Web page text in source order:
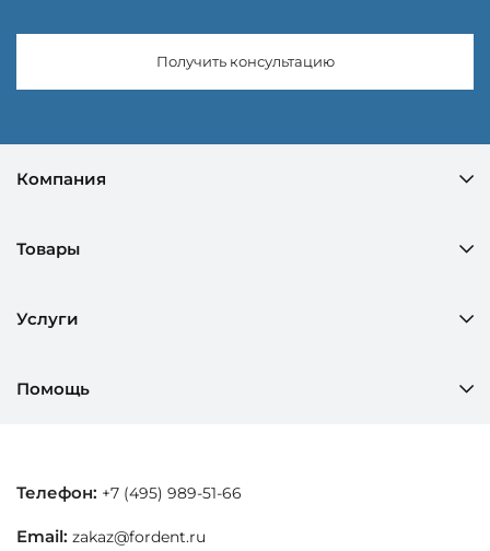
Получить консультацию
Компания
Товары
Услуги
Помощь
Телефон: +7 (495) 989-51-66
Email: zakaz@fordent.ru